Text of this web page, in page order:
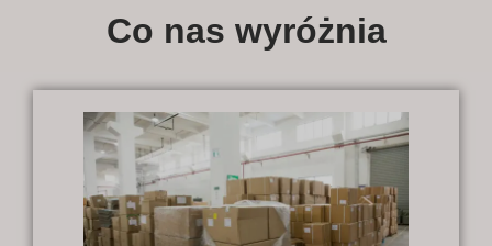
Co nas wyróżnia